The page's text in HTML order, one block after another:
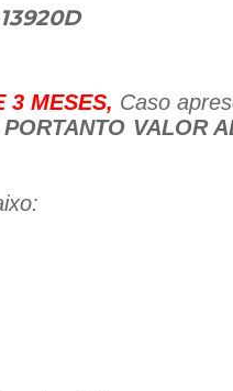
3 MESES, Caso
VALOR